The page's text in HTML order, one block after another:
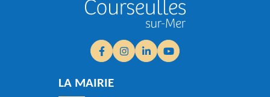
Facebook
(ouverture dans un nouvel onglet)
Instagram
(ouverture dans un nouvel onglet)
Linkedin
(ouverture dans un nouvel
YouTube
(ouverture dans un
LA MAIRIE